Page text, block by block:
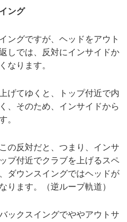
ング
ングですが、ヘッドをアウト
しでは、反対にインサイドか
なります。
げてゆくと、トップ付近で内
、そのため、インサイドから
。
の反対だと、つまり、インサ
プ付近でクラブを上げるスペ
ダウンスイングではヘッドが
ります。（逆ループ軌道）
ックスイングでややアウトサ